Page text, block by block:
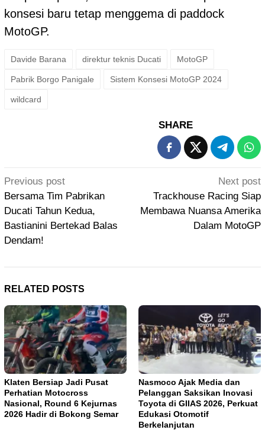
konsesi baru tetap menggema di paddock
MotoGP.
Davide Barana direktur teknis Ducati MotoGP
Pabrik Borgo Panigale Sistem Konsesi MotoGP 2024
wildcard
SHARE
Post
navigation
Previous post
Bersama Tim Pabrikan
Ducati Tahun Kedua,
Bastianini Bertekad Balas
Dendam!
Next post
Trackhouse Racing Siap
Membawa Nuansa Amerika
Dalam MotoGP
RELATED POSTS
Klaten Bersiap Jadi Pusat
Perhatian Motocross
Nasional, Round 6 Kejurnas
2026 Hadir di Bokong Semar
Nasmoco Ajak Media dan
Pelanggan Saksikan Inovasi
Toyota di GIIAS 2026, Perkuat
Edukasi Otomotif
Berkelanjutan